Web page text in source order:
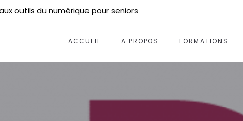
outils du numérique pour seniors
ACCUEIL A PROPOS FORMATIONS